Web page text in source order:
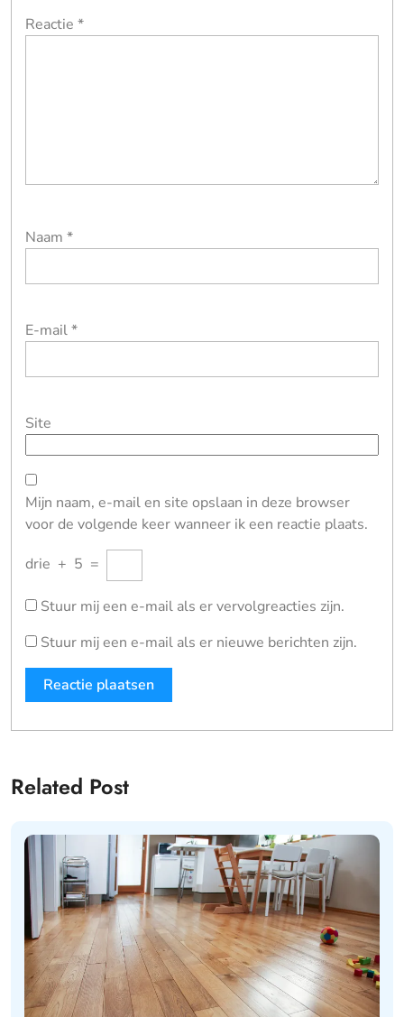
Reactie *
Naam *
E-mail*
Site
Mijn naam, e-mail en site opslaan in deze browser
voor de volgende keer wanneer ik een reactie plaats.
drie + 5 =
Stuur mij een e-mail als er vervolgreacties zijn.
Stuur mij een e-mail als er nieuwe berichten zijn.
Related Post